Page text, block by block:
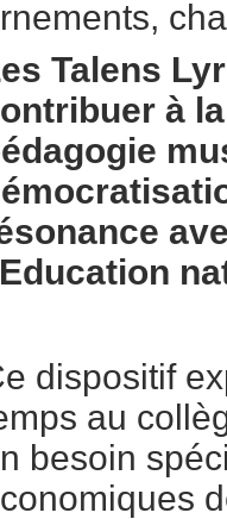
Talens
à
dispositif
au
besoin